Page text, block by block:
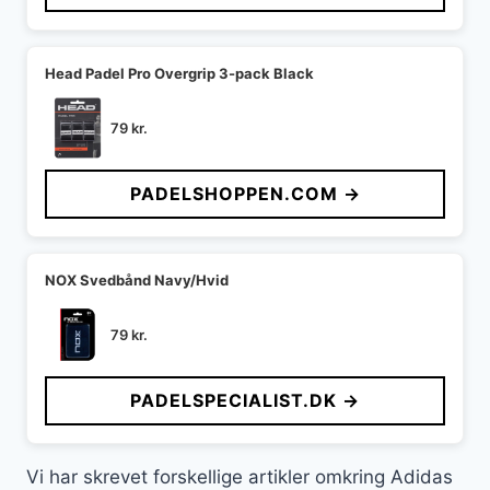
Head Padel Pro Overgrip 3-pack Black
79kr.
PADELSHOPPEN.COM →
NOX Svedbånd Navy/Hvid
79kr.
PADELSPECIALIST.DK →
Vi har skrevet forskellige artikler omkring Adidas